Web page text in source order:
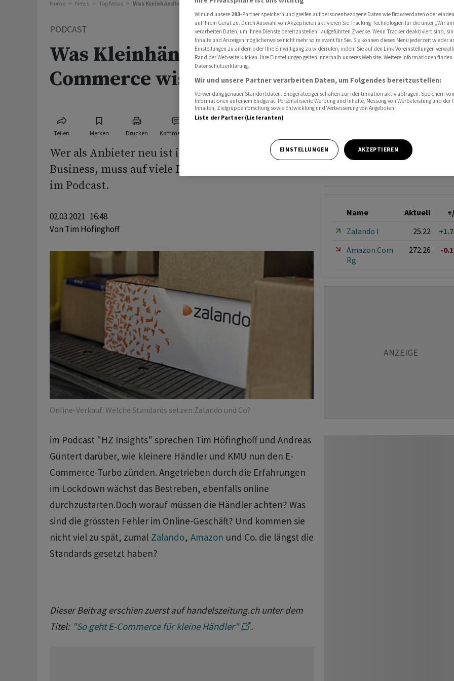
Home News Top News Was Kleinhändler über E-Commerce wissen müssen
PODCAST
Was Kleinhändler über E-
Commerce wissen müssen
Teilen Merken Drucken Kommentare
Wer als Anbieter neu ist im Online-Shopping-
Business, muss auf viele Dinge achten. Antworten
im Podcast.
02.03.2021 16:48
Von Tim Höfinghoff
Online-Verkauf: Welche Standards setzen Zalando und Co?
im Podcast "HZ Insights" sprechen Tim Höfinghoff und Andreas
Güntert darüber, wie kleinere Händler und KMU nun den E-
Commerce-Turbo zünden. Angetrieben durch die Erfahrungen
im Lockdown wächst das Bestreben, ebenfalls online
durchzustarten.Doch worauf müssen die Händler achten? Was
sind die grössten Fehler im Online-Geschäft? Und kommen sie
nicht viel zu spät, zumal Zalando, Amazon und Co. die längst die
Standards gesetzt haben?
Dieser Beitrag erschien zuerst auf handelszeitung.ch unter dem
Titel: "So geht E-Commerce für kleine Händler" .
ZALANDO
Name Aktuell
Zalando I
25.22
Amazon.Com
Rg
272.26 -
Wir und unsere 293-Partner speichern und greifen auf personenbezogene Daten wie Browserdaten oder
auf Ihrem Gerät zu. Durch Auswahl von Akzeptieren aktivieren Sie Tracking-Technologien für die unter „Wir
verarbeiten Daten, um Ihnen Dienste bereitzustellen“ aufgeführten Zwecke. Wenn Tracker deaktiviert sind,
Inhalte und Anzeigen möglicherweise nicht mehr so relevant für Sie. Sie können dieses Menü jederzeit wieder
Einstellungen zu ändern oder Ihre Einwilligung zu widerrufen, indem Sie auf den Link Voreinstellungen
Rand der Webseite klicken. Ihre Einstellungen gelten innerhalb unseres Website. Weitere Informationen finden
Datenschutzerklärung.
Wir und unsere Partner verarbeiten Daten, um Folgendes bereitzustellen:
Verwendung genauer Standortdaten. Endgeräteeigenschaften zur Identifikation aktiv abfragen. Speichern
Informationen auf einem Endgerät. Personalisierte Werbung und Inhalte, Messung von Werbeleistung und der
Inhalten, Zielgruppenforschung sowie Entwicklung und Verbesserung von Angeboten.
Liste der Partner (Lieferanten)
EINSTELLUNGEN AKZEPTIEREN